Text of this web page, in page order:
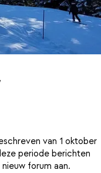
van 1 oktober
periode berichten
forum aan.